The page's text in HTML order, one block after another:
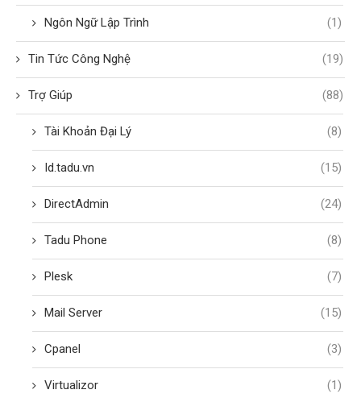
Ngôn Ngữ Lập Trình (1)
Tin Tức Công Nghệ (19)
Trợ Giúp (88)
Tài Khoản Đại Lý (8)
Id.tadu.vn (15)
DirectAdmin (24)
Tadu Phone (8)
Plesk (7)
Mail Server (15)
Cpanel (3)
Virtualizor (1)